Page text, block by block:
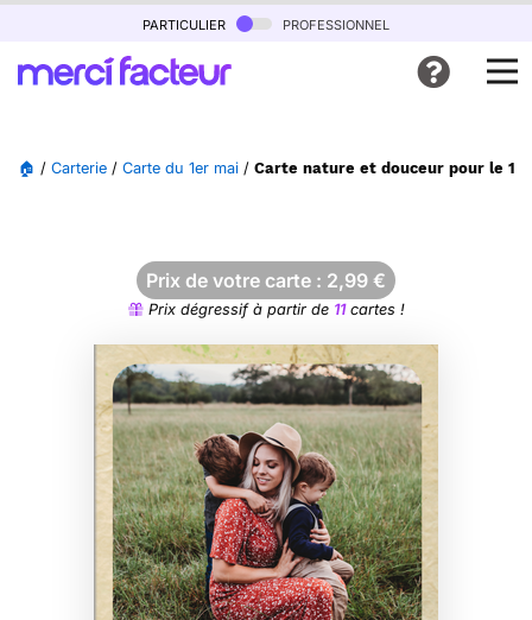
particulier professionnel
🏠 / Carterie / Carte du 1er mai / Carte nature et douceur pour le
Prix de votre carte : 2,99 €
Prix dégressif à partir de 11cartes !